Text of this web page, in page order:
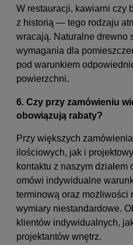
W restauracji, kawiarni czy
z historią — tego rodzaju
wracają. Naturalne drewno
wymagania dla
pod warunkiem
powierzchni.
6. Czy przy zamówieniu
obowiązują rabaty?
Przy większych
ilościowych, jak i
kontaktu z naszym działem
omówi indywidualne
terminową oraz możliwości
wymiary niestandardowe.
klientów indywidualnych,
projektantów wnętrz.